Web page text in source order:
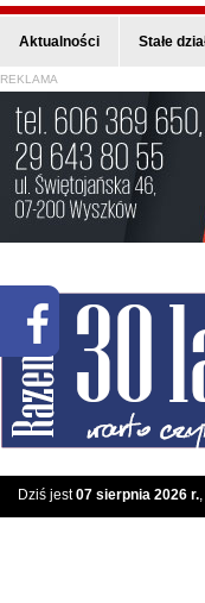
Aktualności Stałe
REKLAMA
Dziś jest07 sierpnia 2026 r.